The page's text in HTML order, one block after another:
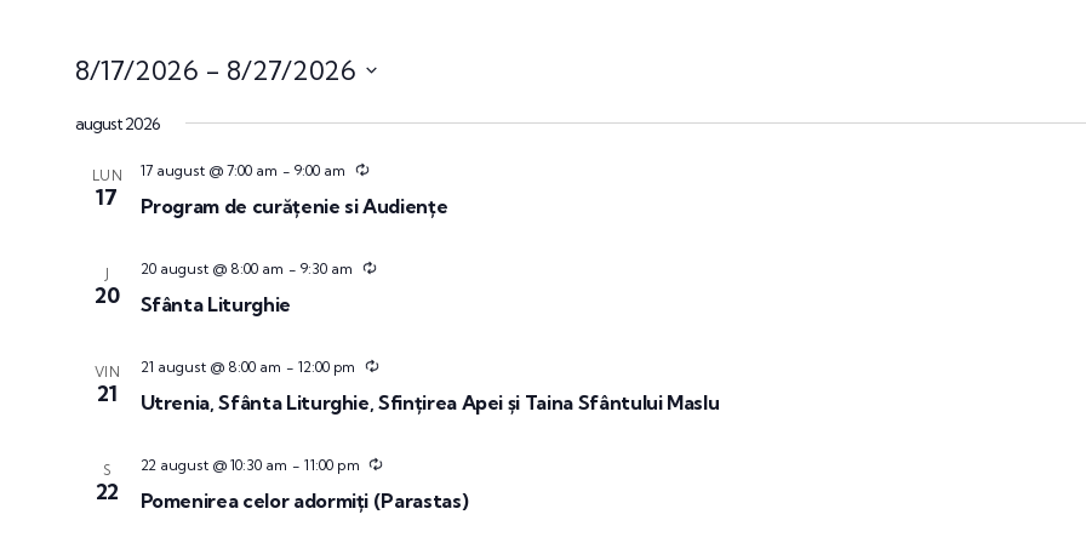
8/17/2026 - 8/27/2026
date.
august 2026
LUN
17
17 august @ 7:00 am - 9:00 am
Program de curățenie si Audiențe
J
20
20 august @ 8:00 am - 9:30 am
Sfânta Liturghie
VIN
21
21 august @ 8:00 am - 12:00 pm
Utrenia, Sfânta Liturghie, Sfințirea Apei și Taina Sfântului Maslu
S
22
22 august @ 10:30 am - 11:00 pm
Pomenirea celor adormiți (Parastas)